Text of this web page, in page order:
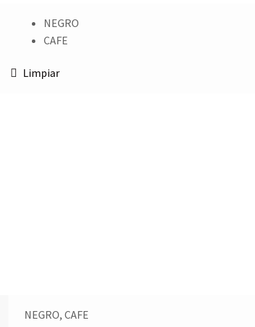
NEGRO
CAFE
Limpiar
NEGRO, CAFE